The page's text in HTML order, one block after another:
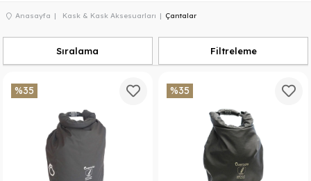
Anasayfa Kask & Kask Aksesuarları Çantalar
Filtreleme
Sıralama
%35 %35